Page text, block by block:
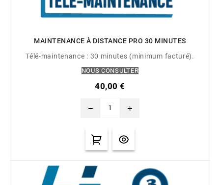
MAINTENANCE À DISTANCE PRO 30 MINUTES
Télé-maintenance : 30 minutes (minimum facturé).
NOUS CONSULTER
40,00 €
remove add